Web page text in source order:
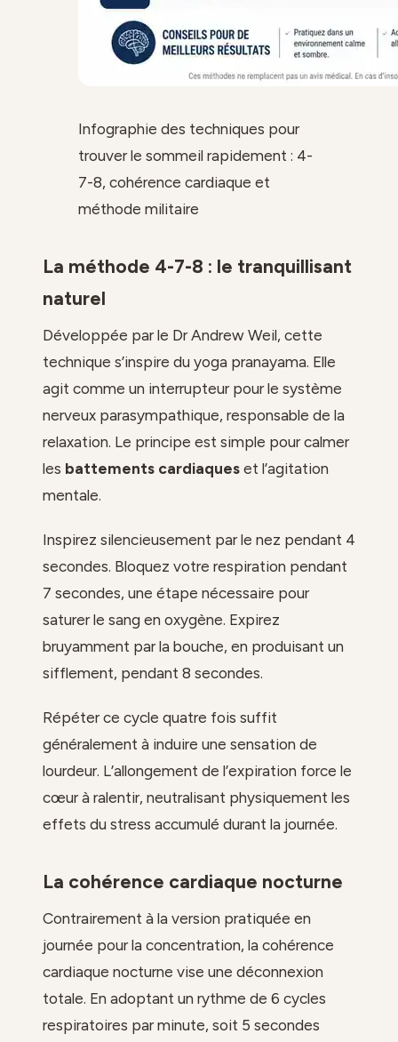
Infographie des techniques pour
trouver le sommeil rapidement : 4-
7-8, cohérence cardiaque et
méthode militaire
La méthode 4-7-8 : le tranquillisant
naturel
Développée par le Dr Andrew Weil, cette
technique s’inspire du yoga pranayama. Elle
agit comme un interrupteur pour le système
nerveux parasympathique, responsable de la
relaxation. Le principe est simple pour calmer
les battements cardiaques et l’agitation
mentale.
Inspirez silencieusement par le nez pendant 4
secondes. Bloquez votre respiration pendant
7 secondes, une étape nécessaire pour
saturer le sang en oxygène. Expirez
bruyamment par la bouche, en produisant un
sifflement, pendant 8 secondes.
Répéter ce cycle quatre fois suffit
généralement à induire une sensation de
lourdeur. L’allongement de l’expiration force le
cœur à ralentir, neutralisant physiquement les
effets du stress accumulé durant la journée.
La cohérence cardiaque nocturne
Contrairement à la version pratiquée en
journée pour la concentration, la cohérence
cardiaque nocturne vise une déconnexion
totale. En adoptant un rythme de 6 cycles
respiratoires par minute, soit 5 secondes